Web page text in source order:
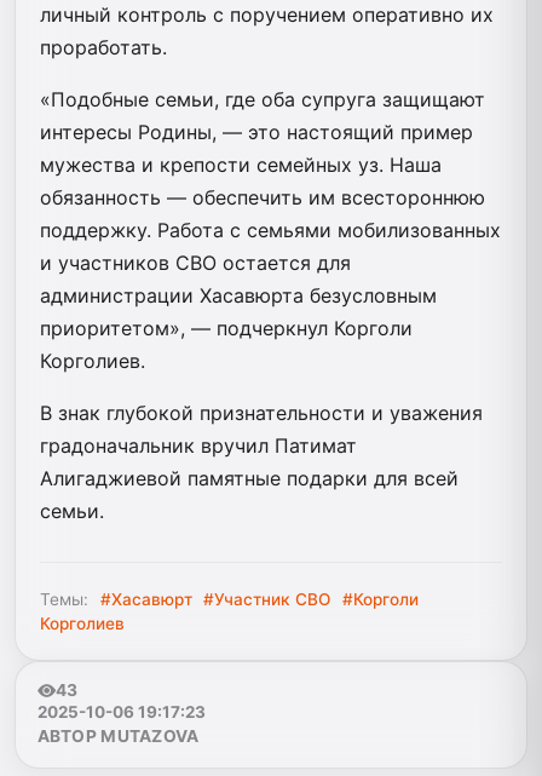
личный контроль с поручением оперативно их
проработать.
«Подобные семьи, где оба супруга защищают
интересы Родины, — это настоящий пример
мужества и крепости семейных уз. Наша
обязанность — обеспечить им всестороннюю
поддержку. Работа с семьями мобилизованных
и участников СВО остается для
администрации Хасавюрта безусловным
приоритетом», — подчеркнул Корголи
Корголиев.
В знак глубокой признательности и уважения
градоначальник вручил Патимат
Алигаджиевой памятные подарки для всей
семьи.
Темы: #Хасавюрт #Участник СВО
#Корголи
Корголиев
43
2025-10-06 19:17:23
АВТОР MUTAZOVA